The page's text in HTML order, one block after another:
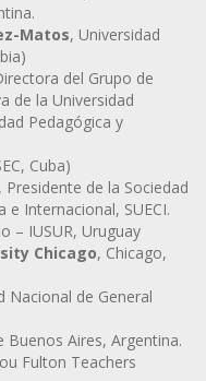
Matos, Universidad
del Grupo de
de la Universidad
Pedagógica y
Cuba)
, Presidente de la Sociedad
e Internacional, SUECI.
– IUSUR, Uruguay
Chicago, Chicago,
Nacional de General
Buenos Aires, Argentina.
Fulton Teachers